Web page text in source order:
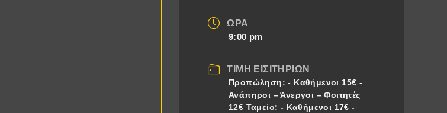
ΏΡΑ
9:00 pm
ΤΙΜΉ ΕΙΣΙΤΗΡΊΩΝ
Προπώληση: - Καθήμενοι 15€ -
Ανάπηροι – Άνεργοι – Φοιτητές
12€ Ταμείο: - Καθήμενοι 17€ -